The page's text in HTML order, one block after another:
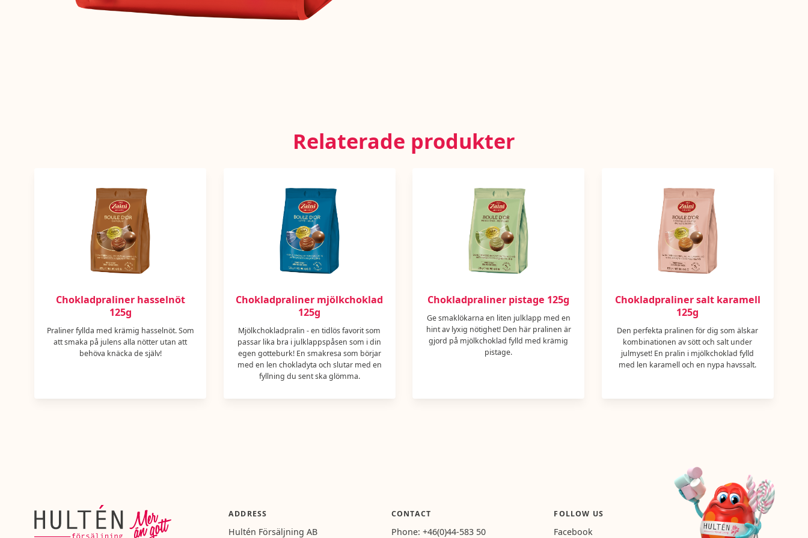
Relaterade produkter
Chokladpraliner hasselnöt
125g
Praliner fyllda med krämig hasselnöt. Som
att smaka på julens alla nötter utan att
behöva knäcka de själv!
Chokladpraliner mjölkchoklad
125g
Mjölkchokladpralin - en tidlös favorit som
passar lika bra i julklappspåsen som i din
egen gotteburk! En smakresa som börjar
med en len chokladyta och slutar med en
fyllning du sent ska glömma.
Chokladpraliner pistage 125g
Ge smaklökarna en liten julklapp med en
hint av lyxig nötighet! Den här pralinen är
gjord på mjölkchoklad fylld med krämig
pistage.
Chokladpraliner salt karamell
125g
Den perfekta pralinen för dig som älskar
kombinationen av sött och salt under
julmyset! En pralin i mjölkchoklad fylld
med len karamell och en nypa havssalt.
ADDRESS
Hultén Försäljning AB
CONTACT
Phone: +46(0)44-583 50
FOLLOW US
Facebook